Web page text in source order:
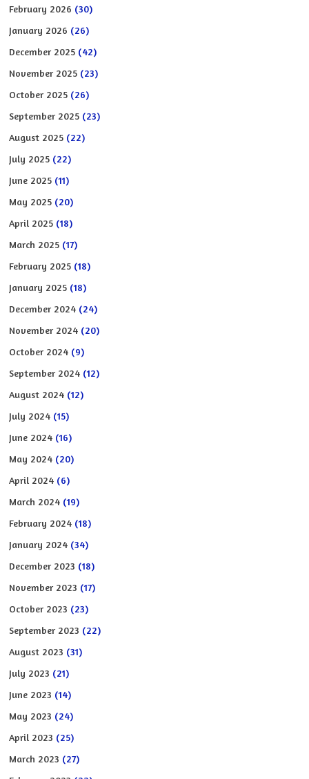
February 2026 (30)
January 2026 (26)
December 2025 (42)
November 2025 (23)
October 2025 (26)
September 2025 (23)
August 2025 (22)
July 2025 (22)
June 2025 (11)
May 2025 (20)
April 2025 (18)
March 2025 (17)
February 2025 (18)
January 2025 (18)
December 2024 (24)
November 2024 (20)
October 2024 (9)
September 2024 (12)
August 2024 (12)
July 2024 (15)
June 2024 (16)
May 2024 (20)
April 2024 (6)
March 2024 (19)
February 2024 (18)
January 2024 (34)
December 2023 (18)
November 2023 (17)
October 2023 (23)
September 2023 (22)
August 2023 (31)
July 2023 (21)
June 2023 (14)
May 2023 (24)
April 2023 (25)
March 2023 (27)